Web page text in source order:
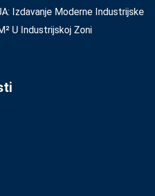
Izdavanje Moderne Industrijske
U Industrijskoj Zoni